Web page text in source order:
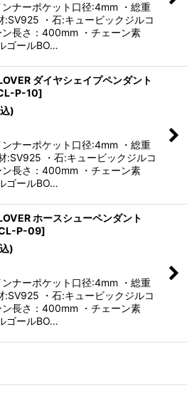
ンナーポケット口径:4mm ・総重
:SV925 ・石:キュービックジルコ
ン長さ：400mm ・チェーン素
ゴールBO…
ダイヤシェイプペンダント
P-10]
)
ンナーポケット口径:4mm ・総重
:SV925 ・石:キュービックジルコ
ン長さ：400mm ・チェーン素
ゴールBO…
ホースシューペンダント
P-09]
)
ンナーポケット口径:4mm ・総重
:SV925 ・石:キュービックジルコ
ン長さ：400mm ・チェーン素
ゴールBO…